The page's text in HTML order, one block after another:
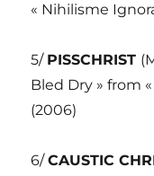
« Nihilisme
5/ PISSCHRIST
Bled Dry » from
(2006)
6/CAUSTIC